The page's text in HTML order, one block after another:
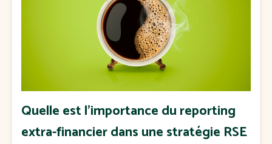
Quelle est l’importance du reporting
extra-financier dans une stratégie RSE